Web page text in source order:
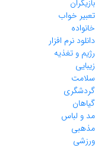
بازیگران
تعبیر خواب
خانواده
دانلود نرم افزار
رژیم و تغذیه
زیبایی
سلامت
گردشگری
گیاهان
مد و لباس
مذهبی
ورزشی